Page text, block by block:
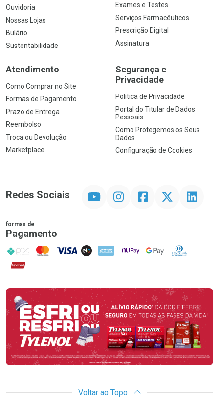
Ouvidoria
Nossas Lojas
Bulário
Sustentabilidade
Exames e Testes
Serviços Farmacêuticos
Prescrição Digital
Assinatura
Atendimento
Como Comprar no Site
Formas de Pagamento
Prazo de Entrega
Reembolso
Troca ou Devolução
Marketplace
Segurança e
Privacidade
Política de Privacidade
Portal do Titular de Dados
Pessoais
Como Protegemos os Seus
Dados
Configuração de Cookies
Redes Sociais InstagramFacebookTwitter Linkedin
formas de
Pagamento
PIX MasterCard
VISA ELO AMEX NuPay Google PayDiners Club
Hipercard
Promoção em Destaque
Voltar ao Topo